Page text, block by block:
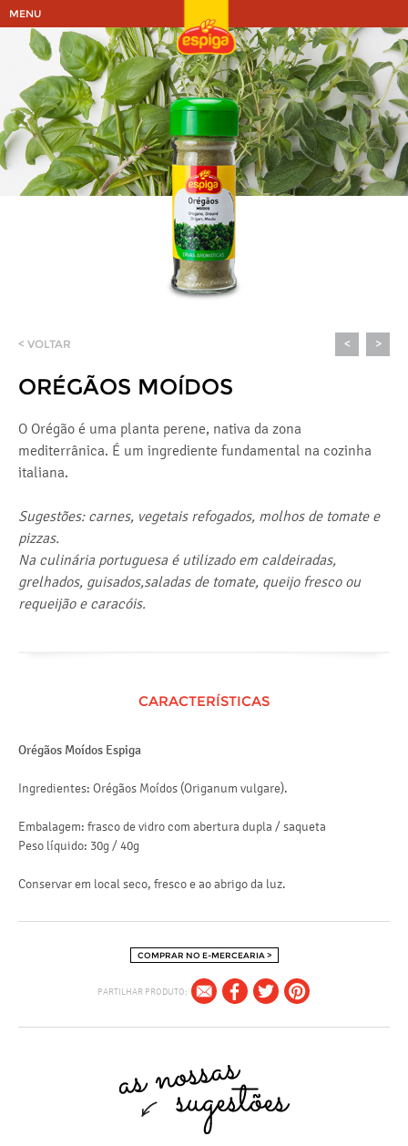
MENU
< VOLTAR < >
ORÉGÃOS MOÍDOS
O Orégão é uma planta perene, nativa da zona
mediterrânica. É um ingrediente fundamental na cozinha
italiana.
Sugestões: carnes, vegetais refogados, molhos de tomate e
pizzas.
Na culinária portuguesa é utilizado em caldeiradas,
grelhados, guisados,saladas de tomate, queijo fresco ou
requeijão e caracóis.
CARACTERÍSTICAS
Orégãos Moídos Espiga
Ingredientes: Orégãos Moídos (Origanum vulgare).
Embalagem: frasco de vidro com abertura dupla / saqueta
Peso líquido: 30g / 40g
Conservar em local seco, fresco e ao abrigo da luz.
COMPRAR NO E-MERCEARIA >
PARTILHAR PRODUTO: